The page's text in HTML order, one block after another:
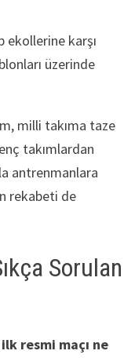
ekollerine karşı
üzerinde
milli takıma taze
takımlardan
antrenmanlara
rekabeti de
Sorulan
resmi maçı ne